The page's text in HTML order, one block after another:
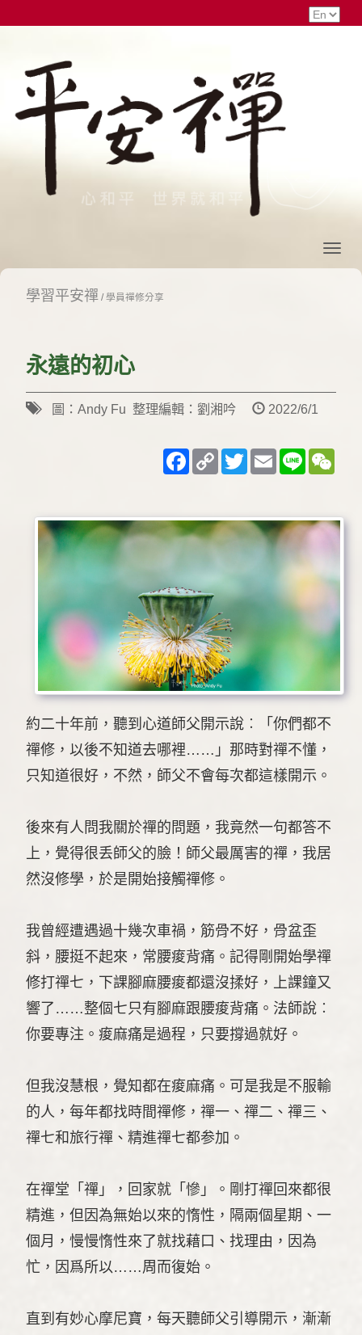
學習平安禪/學員禪修分享
永遠的初心
圖：Andy Fu 整理編輯：劉湘吟 2022/6/1
Facebook
Copy
Link
TwitterEmailLine
約二十年前，聽到心道師父開示說︰「你們都不
禪修，以後不知道去哪裡……」那時對禪不懂，
只知道很好，不然，師父不會每次都這樣開示。
後來有人問我關於禪的問題，我竟然一句都答不
上，覺得很丢師父的臉！師父最厲害的禪，我居
然沒修學，於是開始接觸禪修。
我曾經遭遇過十幾次車禍，筋骨不好，骨盆歪
斜，腰挺不起來，常腰痠背痛。記得剛開始學禪
修打禪七，下課腳麻腰痠都還沒揉好，上課鐘又
響了……整個七只有腳麻跟腰痠背痛。法師說︰
你要專注。痠麻痛是過程，只要撐過就好。
但我沒慧根，覺知都在痠麻痛。可是我是不服輸
的人，每年都找時間禪修，禪一、禪二、禪三、
禪七和旅行禪、精進禪七都参加。
在禪堂「禪」，回家就「慘」。剛打禪回來都很
精進，但因為無始以來的惰性，隔兩個星期、一
個月，慢慢惰性來了就找藉口、找理由，因為
忙，因爲所以……周而復始。
直到有妙心摩尼寶，每天聽師父引導開示，漸漸